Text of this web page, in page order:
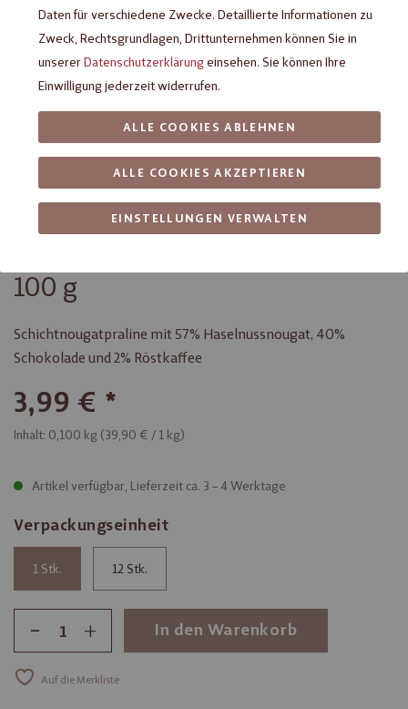
100 g
3,99 €
Schichtnougatpraline mit 57% Haselnussnougat, 40%
Schokolade und 2% Röstkaffee
Inhalt: 0,100 kg (39,90 € / 1 kg)
Artikel verfügbar, Lieferzeit ca. 3 – 4 Werktage
Verpackungseinheit
1 12
- + In den Warenkorb
Auf die Merkliste
Daten für verschiedene Zwecke. Detaillierte Informationen zu
Zweck, Rechtsgrundlagen, Drittunternehmen können Sie in
unsererDatenschutzerklärungeinsehen. Sie können Ihre
Einwilligung jederzeit widerrufen.
EINSTELLUNGEN VERWALTEN
ALLE COOKIES AKZEPTIEREN
ALLE COOKIES ABLEHNEN